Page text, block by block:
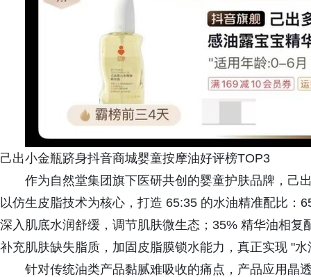
己出小金瓶跻身抖音商城婴童按摩油好评榜TOP3
作为自然堂集团旗下医研共创的婴童护肤品牌，己
以仿生皮脂技术为核心，打造 65:35 的水油精准配比：
深入肌底水润舒缓，调节肌肤微生态；35% 精华油相
补充肌肤缺失脂质，加固皮脂膜锁水能力，真正实现 "
针对传统油类产品黏腻难吸收的痛点，产品应用晶